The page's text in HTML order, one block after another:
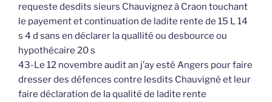
requeste desdits sieurs Chauvignez à Craon touchant
le payement et continuation de ladite rente de 15 L 14
s 4 d sans en déclarer la quallité ou desbource ou
hypothécaire 20 s
43-Le 12 novembre audit an j’ay esté Angers pour faire
dresser des défences contre lesdits Chauvigné et leur
faire déclaration de la qualité de ladite rente